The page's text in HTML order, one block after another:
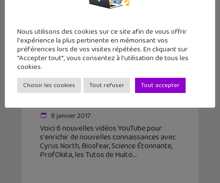
Apprendre avec YouTube #11 : les 6
vidéos de la semaine avec Cyrus
8 janvier 2017
Voici 6 nouvelles vidéos YouTube pour
s'enrichir de nouvelles connaissances avec
Cyrus North, Biosfear, Science Étonnante,
ProfOkita, les Tutos de Huito
Nous utilisons des cookies sur ce site afin de vous offrir
l'expérience la plus pertinente en mémorisant vos
préférences lors de vos visites répétées. En cliquant sur
"Accepter tout", vous consentez à l'utilisation de tous les
cookies.
Choisir les cookies Tout refuser Tout accepter